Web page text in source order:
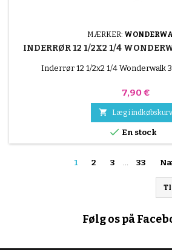
MÆRKER:
INDERRØR 12 1/2X2 1/4
Inderrør 12 1/2x2 1/4 Wonderwalk
Pris
7,90 €
 Læg i indkøbskurv
 En stock
1 2 3 33
Følg os på